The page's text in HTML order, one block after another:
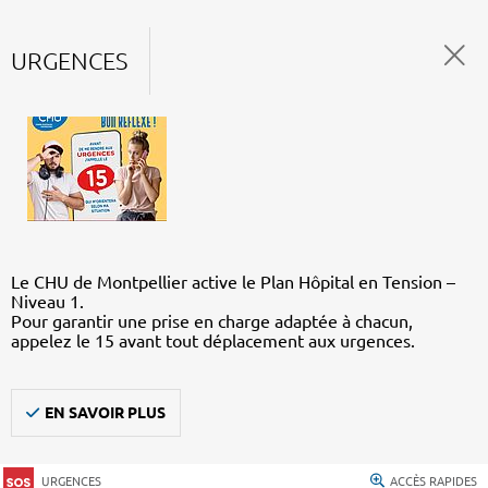
URGENCES
Le CHU de Montpellier active le Plan Hôpital en Tension –
Niveau 1.
Pour garantir une prise en charge adaptée à chacun,
appelez le 15 avant tout déplacement aux urgences.
EN SAVOIR PLUS
URGENCES ACCÈS RAPIDES